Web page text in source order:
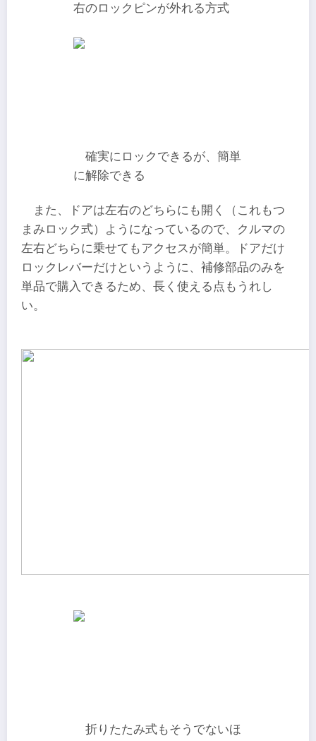
右のロックピンが外れる方式
確実にロックできるが、簡単
に解除できる
また、ドアは左右のどちらにも開く（これもつ
まみロック式）ようになっているので、クルマの
左右どちらに乗せてもアクセスが簡単。ドアだけ
ロックレバーだけというように、補修部品のみを
単品で購入できるため、長く使える点もうれし
い。
折りたたみ式もそうでないほ